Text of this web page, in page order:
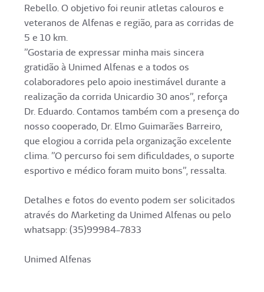
Rebello. O objetivo foi reunir atletas calouros e
veteranos de Alfenas e região, para as corridas de
5 e 10 km.
”Gostaria de expressar minha mais sincera
gratidão à Unimed Alfenas e a todos os
colaboradores pelo apoio inestimável durante a
realização da corrida Unicardio 30 anos”, reforça
Dr. Eduardo. Contamos também com a presença do
nosso cooperado, Dr. Elmo Guimarães Barreiro,
que elogiou a corrida pela organização excelente
clima. ”O percurso foi sem dificuldades, o suporte
esportivo e médico foram muito bons”, ressalta.
Detalhes e fotos do evento podem ser solicitados
através do Marketing da Unimed Alfenas ou pelo
whatsapp: (35)99984-7833
Unimed Alfenas